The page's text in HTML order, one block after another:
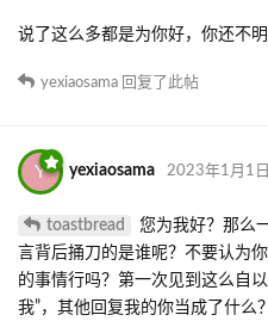
说了这么多都是为你好，你还不明
yexiaosama 回复了此帖
Y yexiaosama 2023年1月1日
toastbread
您为我好？那么
言背后捅刀的是谁呢？不要认为
的事情行吗？第一次见到这么自
我”，其他回复我的你当成了什么